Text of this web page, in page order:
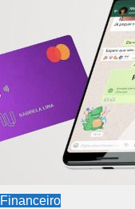
Financeiro